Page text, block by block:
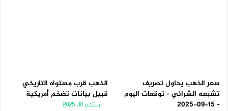
سعر الذهب يحاول تصريف
تشبعه الشرائي – توقعات اليوم
– 15-09-2025
الذهب قرب مستواه التاريخي
قبيل بيانات تضخم أمريكية
سبتمبر 10, 2025